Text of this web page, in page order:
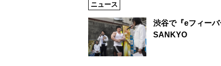
ニュース
渋谷で『eフィー
SANKYO